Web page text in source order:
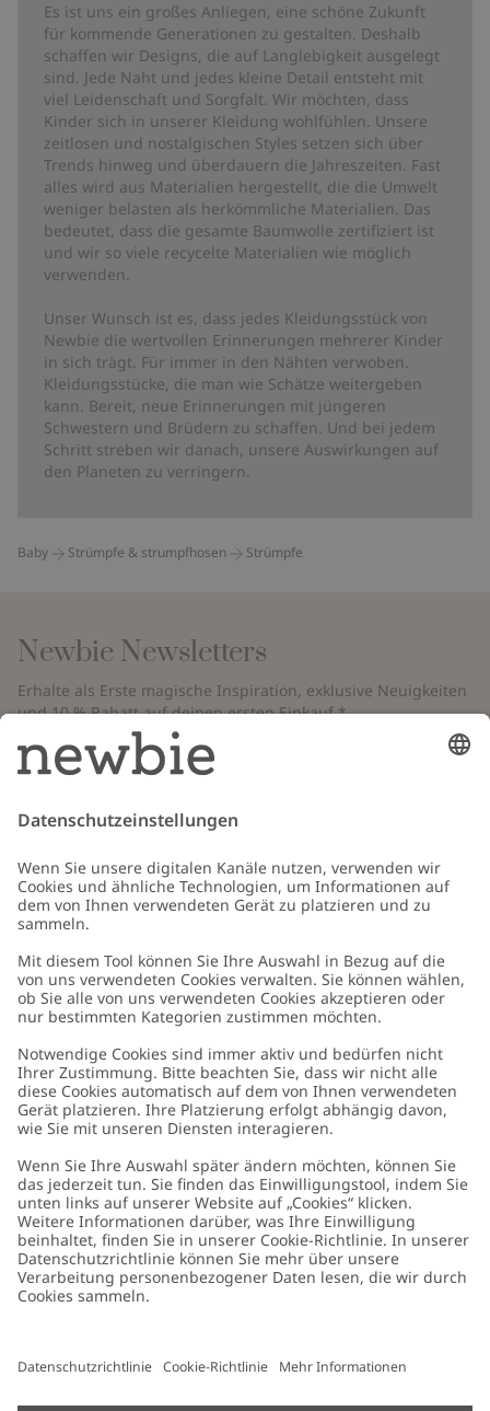
Es ist uns ein großes Anliegen, eine schöne Zukunft
für kommende Generationen zu gestalten. Deshalb
schaffen wir Designs, die auf Langlebigkeit ausgelegt
sind. Jede Naht und jedes kleine Detail entsteht mit
viel Leidenschaft und Sorgfalt. Wir möchten, dass
Kinder sich in unserer Kleidung wohlfühlen. Unsere
zeitlosen und nostalgischen Styles setzen sich über
Trends hinweg und überdauern die Jahreszeiten. Fast
alles wird aus Materialien hergestellt, die die Umwelt
weniger belasten als herkömmliche Materialien. Das
bedeutet, dass die gesamte Baumwolle zertifiziert ist
und wir so viele recycelte Materialien wie möglich
verwenden.
Unser Wunsch ist es, dass jedes Kleidungsstück von
Newbie die wertvollen Erinnerungen mehrerer Kinder
in sich trägt. Für immer in den Nähten verwoben.
Kleidungsstücke, die man wie Schätze weitergeben
kann. Bereit, neue Erinnerungen mit jüngeren
Schwestern und Brüdern zu schaffen. Und bei jedem
Schritt streben wir danach, unsere Auswirkungen auf
den Planeten zu verringern.
Baby Strümpfe & strumpfhosen Strümpfe
Newbie Newsletters
Erhalte als Erste magische Inspiration, exklusive Neuigkeiten
und 10 % Rabatt auf deinen ersten Einkauf.*
*Gilt nur für deine erste Bestellung und ist nicht mit anderen Rabatten
oder Angeboten kombinierbar. Gilt nicht für limitierte Artikel. Bitte
überprüfe deinen Spam-Ordner. Lies unsere
Schicken
Kundenservice
Kontaktieren Sie uns
FAQ
Barrierefreiheit
Datenschutzrichtlinie
Cookie-Richtlinie
Über uns
Über Newbie
Nachhaltigkeit
Impressum
Presse
Germany Standort ändern
Cookies